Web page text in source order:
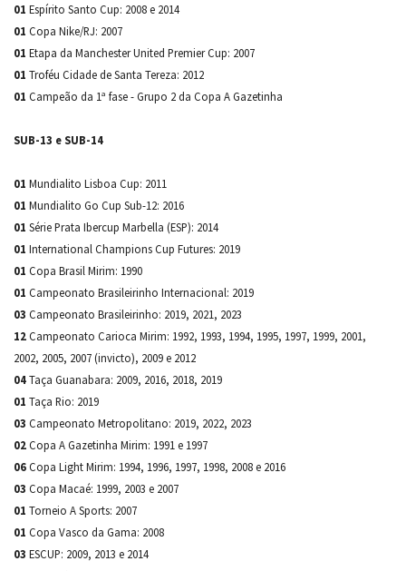
01 Espírito Santo Cup: 2008 e 2014
01 Copa Nike/RJ: 2007
01 Etapa da Manchester United Premier Cup: 2007
01 Troféu Cidade de Santa Tereza: 2012
01 Campeão da 1ª fase - Grupo 2 da Copa A Gazetinha
SUB-13 e SUB-14
01 Mundialito Lisboa Cup: 2011
01 Mundialito Go Cup Sub-12: 2016
01 Série Prata Ibercup Marbella (ESP): 2014
01 International Champions Cup Futures: 2019
01 Copa Brasil Mirim: 1990
01 Campeonato Brasileirinho Internacional: 2019
03 Campeonato Brasileirinho: 2019, 2021, 2023
12Campeonato Carioca Mirim: 1992, 1993, 1994, 1995, 1997, 1999, 2001,
2002, 2005, 2007 (invicto), 2009 e 2012
04Taça Guanabara: 2009, 2016, 2018, 2019
01 Taça Rio: 2019
03 Campeonato Metropolitano: 2019, 2022, 2023
02Copa A Gazetinha Mirim: 1991 e 1997
06Copa Light Mirim: 1994, 1996, 1997, 1998, 2008 e 2016
03 Copa Macaé: 1999, 2003 e 2007
01 Torneio A Sports: 2007
01 Copa Vasco da Gama: 2008
03 ESCUP: 2009, 2013 e 2014